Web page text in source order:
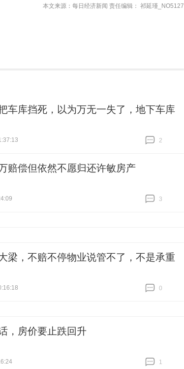
本文来源：每日经济新闻 责任编辑： 祁延瑾_NO5127
车库挡死，以为万无一失了，地下车库
2
赔偿但依然不愿归还许敏房产
3
梁，不赔不停物业说管不了，不是承重
0
，房价要止跌回升
1